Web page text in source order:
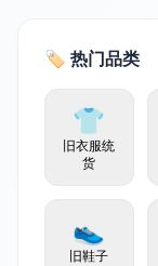
🏷️ 热门品类
👕
旧衣服统
货
👟
旧鞋子